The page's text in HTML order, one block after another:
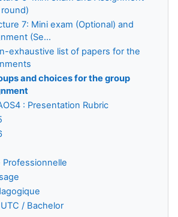
7: Mini exam (Optional) and
(Se...
exhaustive list of papers for the
and choices for the group
: Presentation Rubric
Professionnelle
/ Bachelor